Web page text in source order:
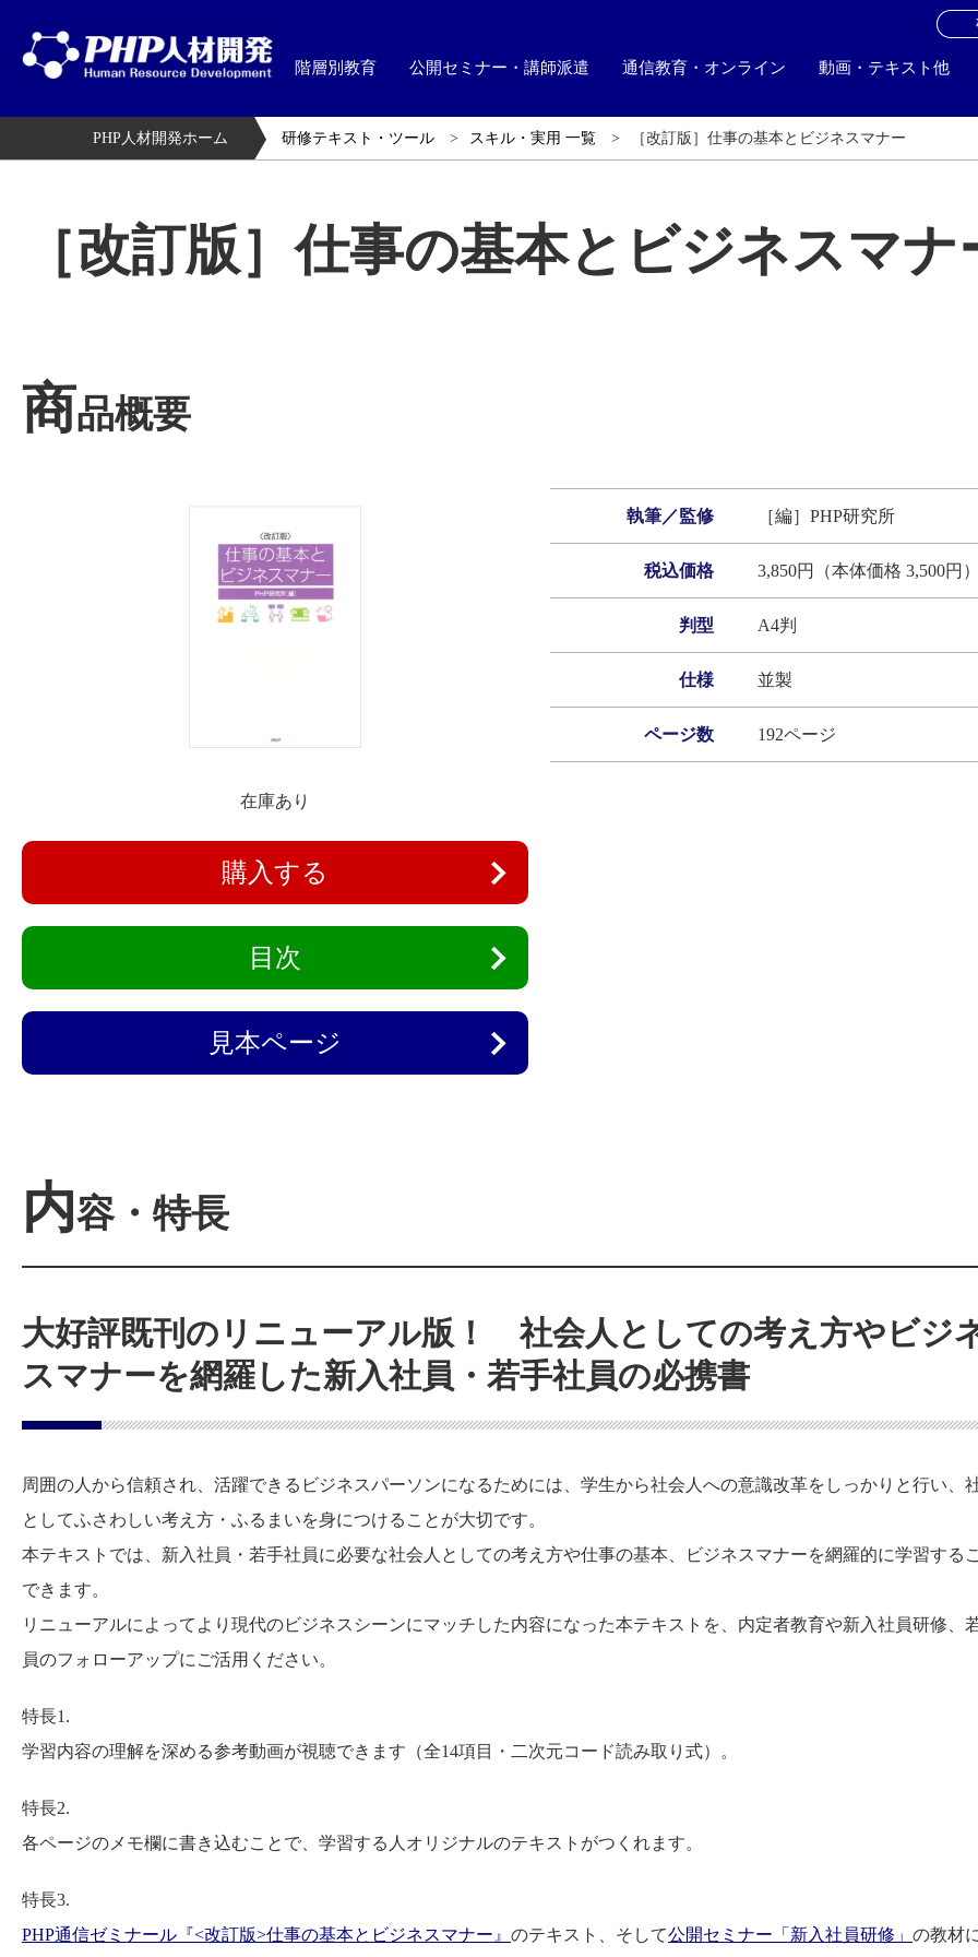
階層別教育 公開セミナー・講師派遣 通信教育・オンライン 動画・テキスト他
PHP人材開発ホーム 研修テキスト・ツール スキル・実用 一覧 ［改訂版］仕事の基本とビジネスマナー
［改訂版］仕事の基本とビジネスマナ
商品概要
在庫あり
購入する
目次
見本ページ
執筆／監修 ［編］PHP研究所
税込価格 3,850円（本体価格 3,500円
判型 A4判
仕様 並製
ページ数 192ページ
内容・特長
大好評既刊のリニューアル版！ 社会人としての考え方やビジ
スマナーを網羅した新入社員・若手社員の必携書
周囲の人から信頼され、活躍できるビジネスパーソンになるためには、学生から社会人への意識改革をしっかりと行い、
としてふさわしい考え方・ふるまいを身につけることが大切です。
本テキストでは、新入社員・若手社員に必要な社会人としての考え方や仕事の基本、ビジネスマナーを網羅的に学習する
できます。
リニューアルによってより現代のビジネスシーンにマッチした内容になった本テキストを、内定者教育や新入社員研修、
員のフォローアップにご活用ください。
特長1.
学習内容の理解を深める参考動画が視聴できます（全14項目・二次元コード読み取り式）。
特長2.
各ページのメモ欄に書き込むことで、学習する人オリジナルのテキストがつくれます。
特長3.
PHP通信ゼミナール『<改訂版>仕事の基本とビジネスマナー』 のテキスト、そして公開セミナー「新入社員研修」 の教材